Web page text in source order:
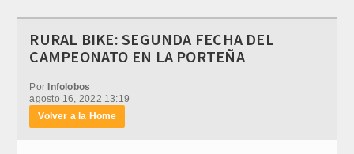
RURAL BIKE: SEGUNDA FECHA DEL
CAMPEONATO EN LA PORTEÑA
PorInfolobos
agosto 16, 2022 13:19
Volver a la Home